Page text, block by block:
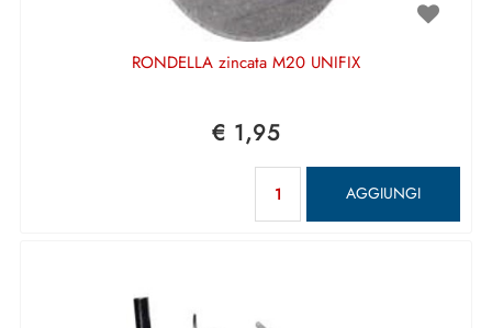
RONDELLA zincata M20 UNIFIX
€ 1,95
AGGIUNGI